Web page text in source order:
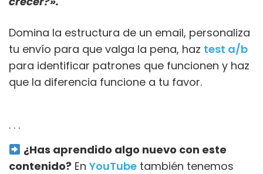
Domina la estructura de un email, personaliza
tu envío para que valga la pena, haz test a/b
para identificar patrones que funcionen y haz
que la diferencia funcione a tu favor.
. . .
¿Has aprendido algo nuevo con este
contenido? En YouTube también tenemos